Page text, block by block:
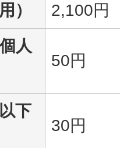
）
2,100円
人
50円
下
30円